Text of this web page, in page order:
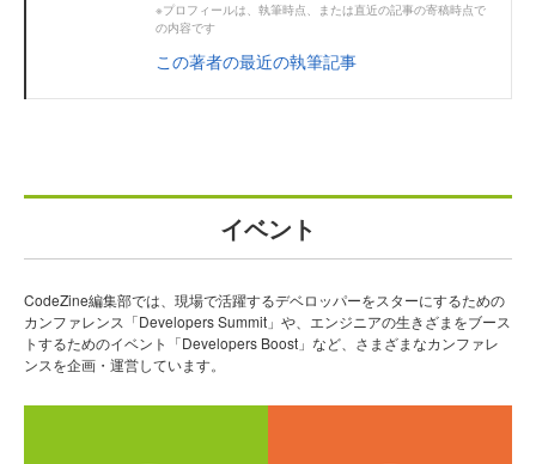
※プロフィールは、執筆時点、または直近の記事の寄稿時点で
の内容です
この著者の最近の執筆記事
イベント
CodeZine編集部では、現場で活躍するデベロッパーをスターにするための
カンファレンス「Developers Summit」や、エンジニアの生きざまをブース
トするためのイベント「Developers Boost」など、さまざまなカンファレ
ンスを企画・運営しています。